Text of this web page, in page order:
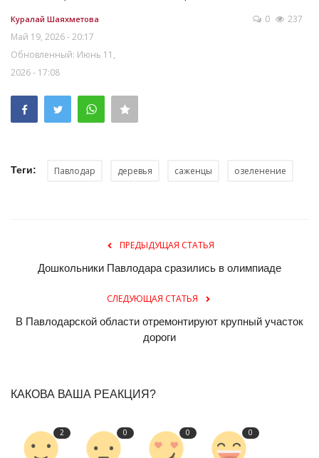
Куралай Шаяхметова
Май 19, 2026 - 20:17
Обновленный: Июнь 11,
2026 - 17:08
0 237
Теги: Павлодар деревья саженцы озеленение
ПРЕДЫДУЩАЯ СТАТЬЯ
Дошкольники Павлодара сразились в олимпиаде
СЛЕДУЮЩАЯ СТАТЬЯ
В Павлодарской области отремонтируют крупный участок
дороги
КАКОВА ВАША РЕАКЦИЯ?
2 0 0 0